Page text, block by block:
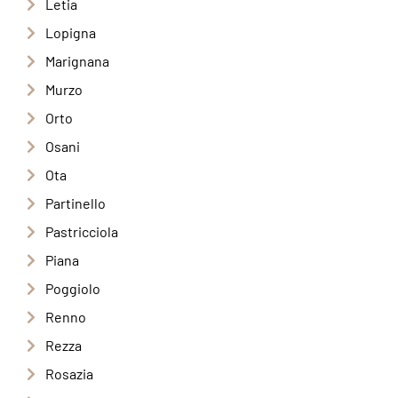
Letia
Lopigna
Marignana
Murzo
Orto
Osani
Ota
Partinello
Pastricciola
Piana
Poggiolo
Renno
Rezza
Rosazia